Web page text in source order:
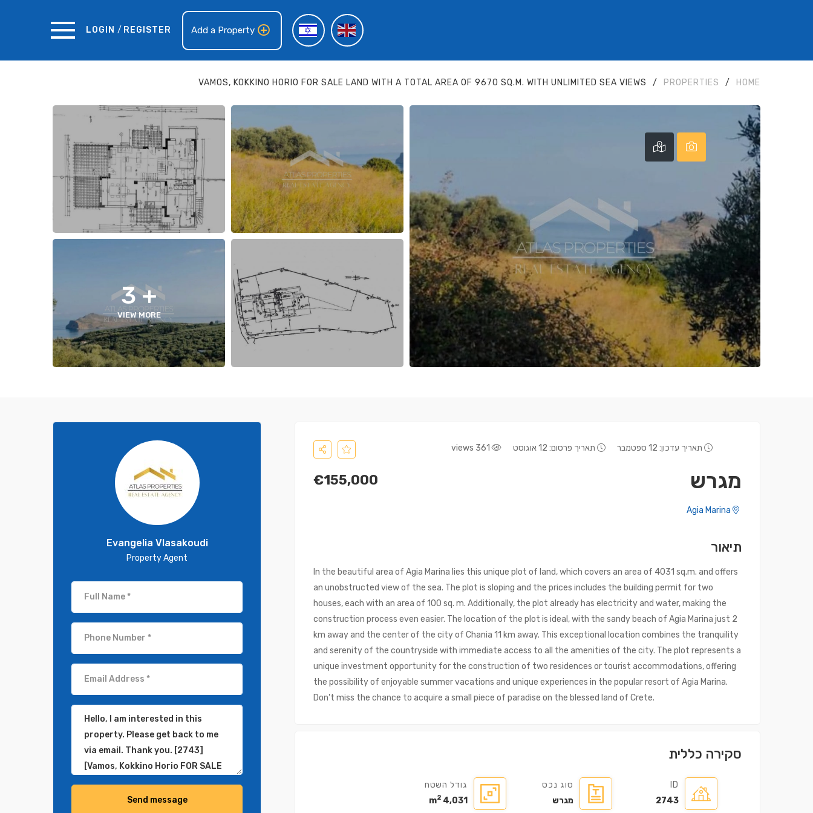
LOGIN / REGISTER Add a Property
HOME
/
PROPERTIES
/
VAMOS, KOKKINO HORIO FOR SALE LAND WITH A TOTAL AREA OF ​​9670 SQ.M. WITH UNLIMITED SEA VIEWS
+ 3
VIEW MORE
תאריך עדכון: 12 ספטמבר תאריך פרסום: 12 אוגוסט 361 views
מגרש €155,000
תיאור
In the beautiful area of Agia Marina lies this unique plot of land, which covers an area of 4031 sq.m. and offers
an unobstructed view of the sea. The plot is sloping and the prices includes the building permit for two
houses, each with an area of 100 sq. m. Additionally, the plot already has electricity and water, making the
construction process even easier. The location of the plot is ideal, with the sandy beach of Agia Marina just 2
km away and the center of the city of Chania 11 km away. This exceptional location combines the tranquility
and serenity of the countryside with immediate access to all the amenities of the city. The plot represents a
unique investment opportunity for the construction of two residences or tourist accommodations, offering
the possibility of enjoyable summer vacations and unique experiences in the popular resort of Agia Marina.
Don't miss the chance to acquire a small piece of paradise on the blessed land of Crete.
סקירה כללית
ID
2743
סוג נכס
מגרש
גודל השטח
4,031 m
2
Evangelia Vlasakoudi
Property Agent
Send message